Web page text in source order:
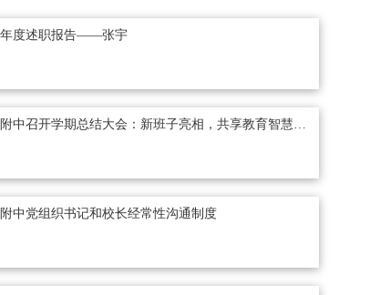
年度述职报告——张宇
华理附中召开学期总结大会：新班子亮相，共享教育智慧，表彰优秀典范
中党组织书记和校长经常性沟通制度